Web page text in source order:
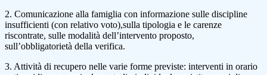
2. Comunicazione alla famiglia con informazione sulle discipline
insufficienti (con relativo voto),sulla tipologia e le carenze
riscontrate, sulle modalità dell’intervento proposto,
sull’obbligatorietà della verifica.
3. Attività di recupero nelle varie forme previste: interventi in orario